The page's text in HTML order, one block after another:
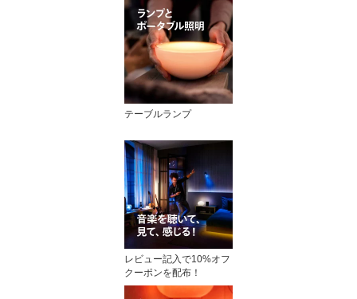
テーブルランプ
レビュー記入で10%オフ
クーポンを配布！